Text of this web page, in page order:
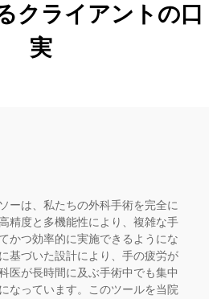
クライアントの口
実
ーは、私たちの外科手術を完全に
精度と多機能性により、複雑な手
かつ効率的に実施できるようにな
基づいた設計により、手の疲労が
医が長時間に及ぶ手術中でも集中
なっています。このツールを当院